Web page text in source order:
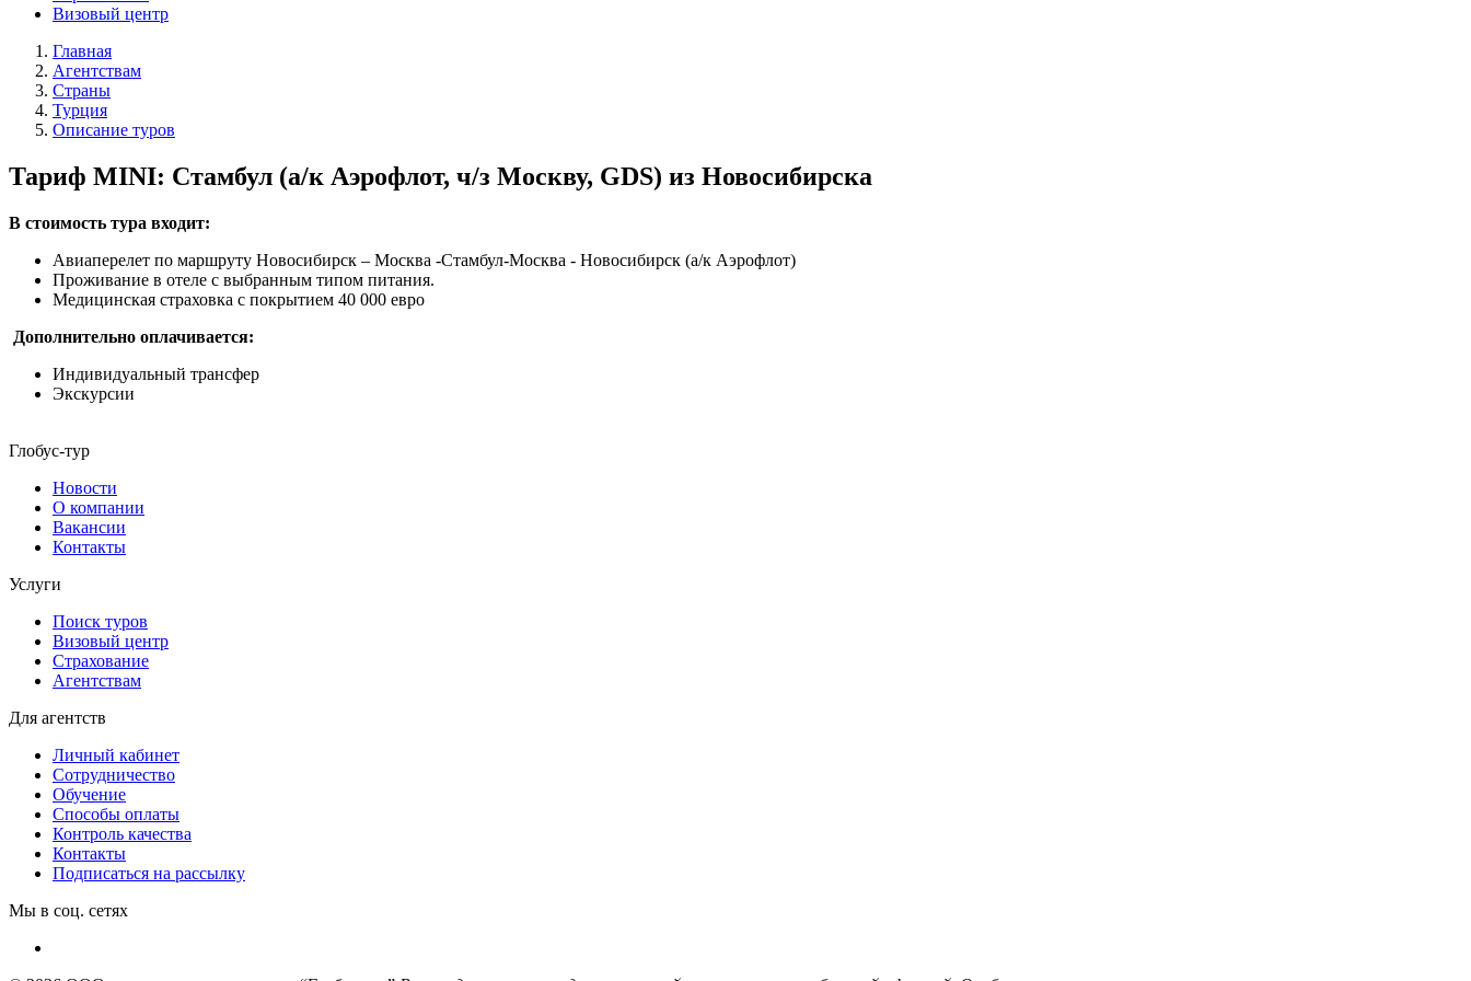
Визовый центр
Главная
Агентствам
Страны
Турция
Описание туров
Тариф MINI: Стамбул (а/к Аэрофлот, ч/з Москву, GDS) из Новосибирска
В стоимость тура входит:
Авиаперелет по маршруту Новосибирск – Москва -Стамбул-Москва - Новосибирск (а/к Аэрофлот)
Проживание в отеле с выбранным типом питания.
Медицинская страховка с покрытием 40 000 евро
Дополнительно оплачивается:
Индивидуальный трансфер
Экскурсии
Глобус-тур
Новости
О компании
Вакансии
Контакты
Услуги
Поиск туров
Визовый центр
Страхование
Агентствам
Для агентств
Личный кабинет
Сотрудничество
Обучение
Способы оплаты
Контроль качества
Контакты
Подписаться на рассылку
Мы в соц. сетях